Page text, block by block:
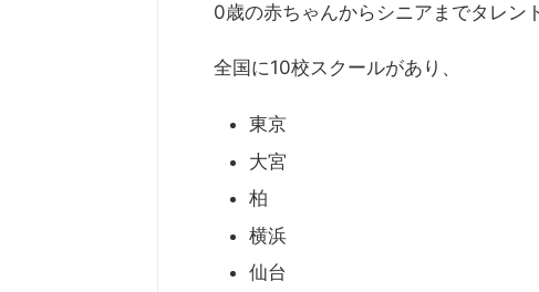
0歳の赤ちゃんからシニアまでタレン
全国に10校スクールがあり、
東京
大宮
柏
横浜
仙台